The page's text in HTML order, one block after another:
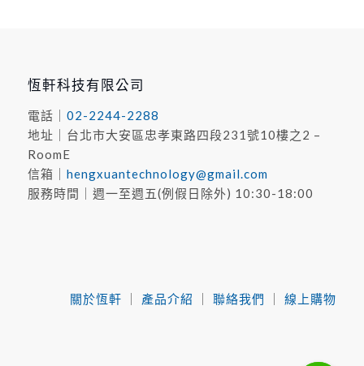
恆軒科技有限公司
電話｜ 02-2244-2288
地址｜台北市⼤安區忠孝東路四段231號10樓之2 –
RoomE
信箱｜ hengxuantechnology@gmail.com
服務時間｜週一至週五(例假日除外) 10:30-18:00
關於恆軒 產品介紹 ｜聯絡我們 ｜線上購物